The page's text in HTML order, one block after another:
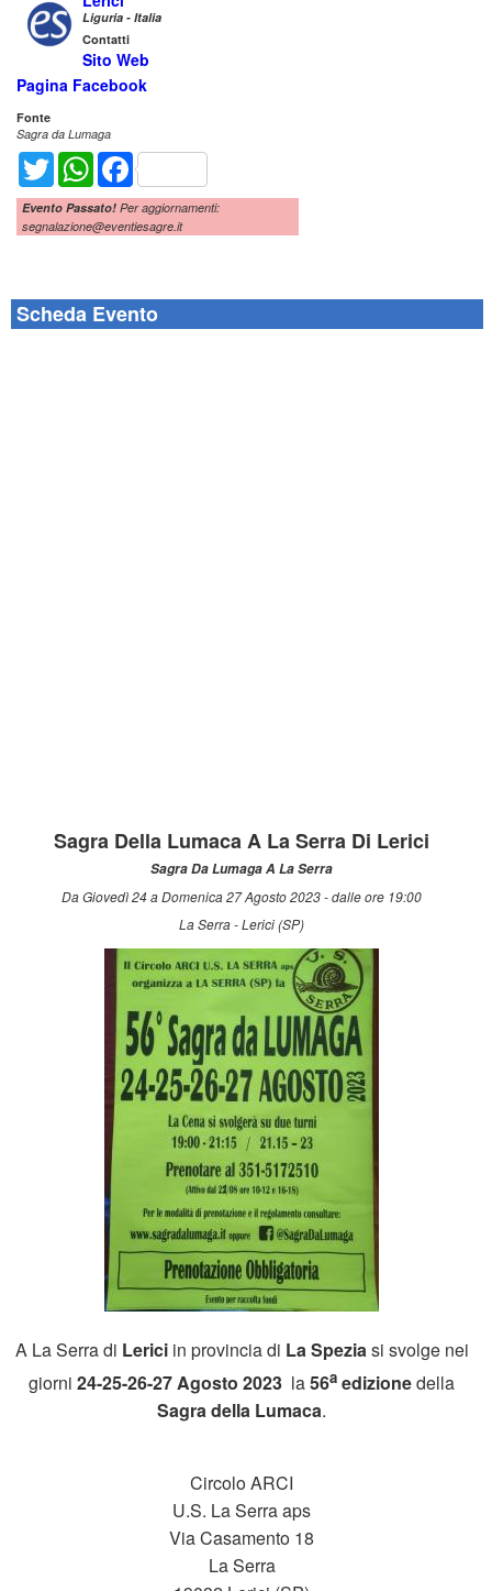
Liguria - Italia
Contatti
Sito Web
Pagina Facebook
Fonte
Sagra da Lumaga
Twitter WhatsAppFacebook
Evento Passato! Per aggiornamenti:
segnalazione@eventiesagre.it
Scheda Evento
Sagra Della Lumaca A La Serra Di Lerici
Sagra Da Lumaga A La Serra
Da Giovedì 24 a Domenica 27 Agosto 2023 - dalle ore 19:00
La Serra - Lerici (SP)
A La Serra di Lericiin provincia di La Speziasi svolge nei
giorni24-25-26-27 Agosto 2023 la56a edizionedella
Sagra della Lumaca.
Circolo ARCI
U.S. La Serra aps
Via Casamento 18
La Serra